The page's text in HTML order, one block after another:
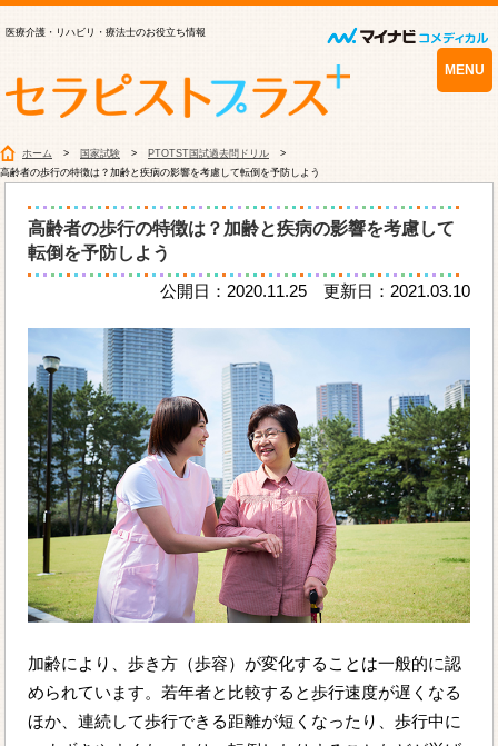
医療介護・リハビリ・療法士のお役立ち情報
MENU
ホーム 国家試験
PTOTST国試過去問ドリル
高齢者の歩行の特徴は？加齢と疾病の影響を考慮して転倒を予防しよう
高齢者の歩行の特徴は？加齢と疾病の影響を考慮して
転倒を予防しよう
公開日：2020.11.25 更新日：2021.03.10
加齢により、歩き方（歩容）が変化することは一般的に認
められています。若年者と比較すると歩行速度が遅くなる
ほか、連続して歩行できる距離が短くなったり、歩行中に